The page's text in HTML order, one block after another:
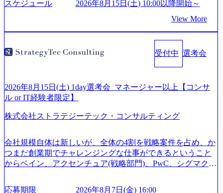
生、メディアなど リモート比率99%、福岡や北海道在中者
業、通信業界に強みがあり、ヘルスケアな業界は広げてい
く予定 インセンティブ支給という他社にはない制度 ワンプ
始～ 2026年8月7日(金) 16:00 ※枠が限られておりますので、
ご応募いただいてもご対応できない可能性がございます ※
だいたご応募者様については、1dayではなく通常選考での
ご案内とさせていただきます ● 面接(1次・最終を一度の面
についてご連絡させていただきます。 ● 一日で最終面接ま
合、後日面接や面談のお時間をいただく場合がございます
● 面接、条件面談それぞれ最大1時間を想定しております ・
実施前日までに日程およびURLを共有させていただきます
・面接および条件面談ともに、どの時間開始となってもご
スケジュール
2026年8月15日(土) 10:00以降開始～
View More
受付中 選考会
2026年8月15日(土) 1day選考会_マネージャー以上【コンサ
ル or IT経験者限定】
株式会社ストラテジーテック・コンサルティング
会社規模自体は新しいが、全体の4割を戦略案件を占め、か
つまだ創業期でチャレンジングな仕事ができるということ
からベイン、アクセンチュア(戦略部門)、PwC、シグマクシ
が続々ジョインするピュアな戦略を伸ばす新興ファーム。
応募期限
2026年8月7日(金) 16:00